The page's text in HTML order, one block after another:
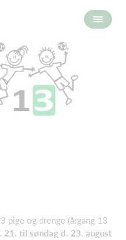
pige og drenge (årgang 13
21. til søndag d. 23. august